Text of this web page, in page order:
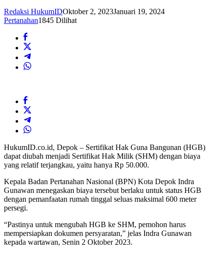
Redaksi HukumIDOktober 2, 2023Januari 19, 2024
Pertanahan1845 Dilihat
HukumID.co.id, Depok – Sertifikat Hak Guna Bangunan (HGB)
dapat diubah menjadi Sertifikat Hak Milik (SHM) dengan biaya
yang relatif terjangkau, yaitu hanya Rp 50.000.
Kepala Badan Pertanahan Nasional (BPN) Kota Depok Indra
Gunawan menegaskan biaya tersebut berlaku untuk status HGB
dengan pemanfaatan rumah tinggal seluas maksimal 600 meter
persegi.
“Pastinya untuk mengubah HGB ke SHM, pemohon harus
mempersiapkan dokumen persyaratan,” jelas Indra Gunawan
kepada wartawan, Senin 2 Oktober 2023.